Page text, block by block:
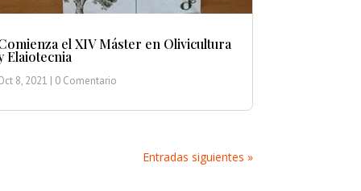
el XIV Máster en Olivicultura
Elaiotecnia
8, 2021 | 0 Comentario
Entradas siguientes »